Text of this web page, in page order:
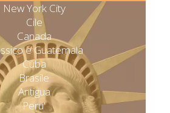
New York City
Cile
Canada
e Guatemala
Cuba
Brasile
Antigua
Peru'